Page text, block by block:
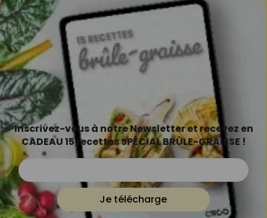
Inscrivez-vous à notre Newsletter et recevez en
CADEAU 15 recettes SPÉCIAL BRÛLE-GRAISSE !
Je télécharge